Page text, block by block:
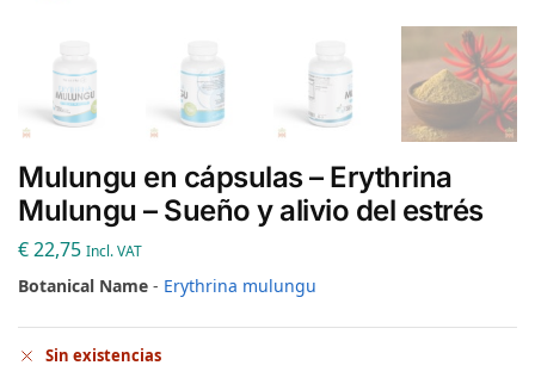
Mulungu en cápsulas – Erythrina
Mulungu – Sueño y alivio del estrés
€22,75 Incl. VAT
Botanical Name - Erythrina mulungu
Sin existencias